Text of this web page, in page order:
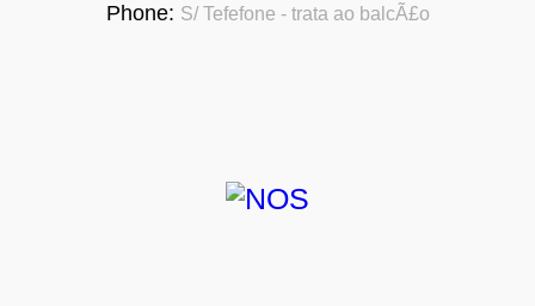
Phone: S/ Tefefone - trata ao balcÃ£o